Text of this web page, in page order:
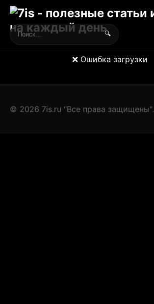
🔍
❌ Ошибка загрузки
© 2026 7is.ru "Все права защищены".